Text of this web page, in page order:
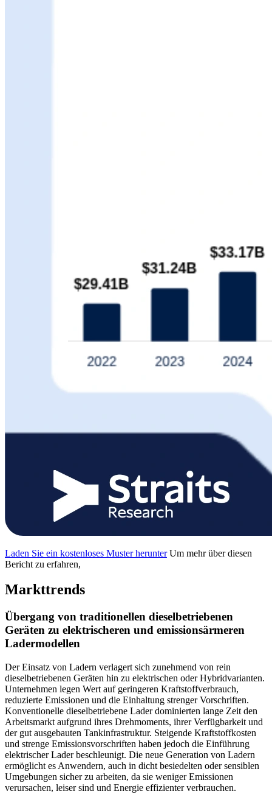
Laden Sie ein kostenloses Muster herunter Um mehr über diesen
Bericht zu erfahren,
Markttrends
Übergang von traditionellen dieselbetriebenen
Geräten zu elektrischeren und emissionsärmeren
Ladermodellen
Der Einsatz von Ladern verlagert sich zunehmend von rein
dieselbetriebenen Geräten hin zu elektrischen oder Hybridvarianten.
Unternehmen legen Wert auf geringeren Kraftstoffverbrauch,
reduzierte Emissionen und die Einhaltung strenger Vorschriften.
Konventionelle dieselbetriebene Lader dominierten lange Zeit den
Arbeitsmarkt aufgrund ihres Drehmoments, ihrer Verfügbarkeit und
der gut ausgebauten Tankinfrastruktur. Steigende Kraftstoffkosten
und strenge Emissionsvorschriften haben jedoch die Einführung
elektrischer Lader beschleunigt. Die neue Generation von Ladern
ermöglicht es Anwendern, auch in dicht besiedelten oder sensiblen
Umgebungen sicher zu arbeiten, da sie weniger Emissionen
verursachen, leiser sind und Energie effizienter verbrauchen.